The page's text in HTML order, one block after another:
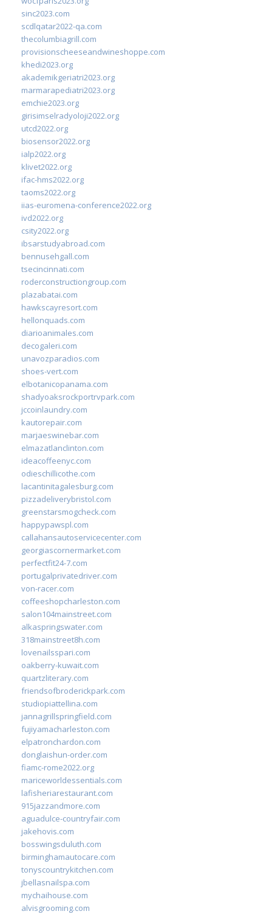
sinc2023.com
scdlqatar2022-qa.com
thecolumbiagrill.com
provisionscheeseandwineshoppe.com
khedi2023.org
akademikgeriatri2023.org
marmarapediatri2023.org
emchie2023.org
girisimselradyoloji2022.org
utcd2022.org
biosensor2022.org
ialp2022.org
klivet2022.org
ifac-hms2022.org
taoms2022.org
iias-euromena-conference2022.org
ivd2022.org
csity2022.org
ibsarstudyabroad.com
bennusehgall.com
tsecincinnati.com
roderconstructiongroup.com
plazabatai.com
hawkscayresort.com
hellonquads.com
diarioanimales.com
decogaleri.com
unavozparadios.com
shoes-vert.com
elbotanicopanama.com
shadyoaksrockportrvpark.com
jccoinlaundry.com
kautorepair.com
marjaeswinebar.com
elmazatlanclinton.com
ideacoffeenyc.com
odieschillicothe.com
lacantinitagalesburg.com
pizzadeliverybristol.com
greenstarsmogcheck.com
happypawspl.com
callahansautoservicecenter.com
georgiascornermarket.com
perfectfit24-7.com
portugalprivatedriver.com
von-racer.com
coffeeshopcharleston.com
salon104mainstreet.com
alkaspringswater.com
318mainstreet8h.com
lovenailsspari.com
oakberry-kuwait.com
quartzliterary.com
friendsofbroderickpark.com
studiopiattellina.com
jannagrillspringfield.com
fujiyamacharleston.com
elpatronchardon.com
donglaishun-order.com
fiamc-rome2022.org
mariceworldessentials.com
lafisheriarestaurant.com
915jazzandmore.com
aguadulce-countryfair.com
jakehovis.com
bosswingsduluth.com
birminghamautocare.com
tonyscountrykitchen.com
jbellasnailspa.com
mychaihouse.com
alvisgrooming.com